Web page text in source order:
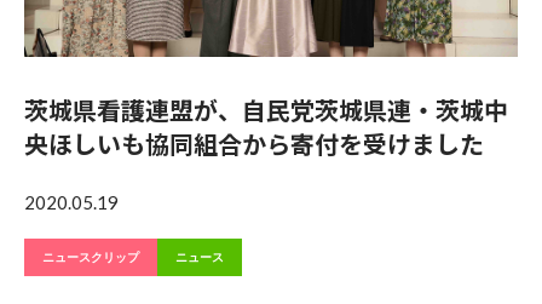
茨城県看護連盟が、自民党茨城県連・茨城中
央ほしいも協同組合から寄付を受けました
2020.05.19
ニュースクリップ ニュース